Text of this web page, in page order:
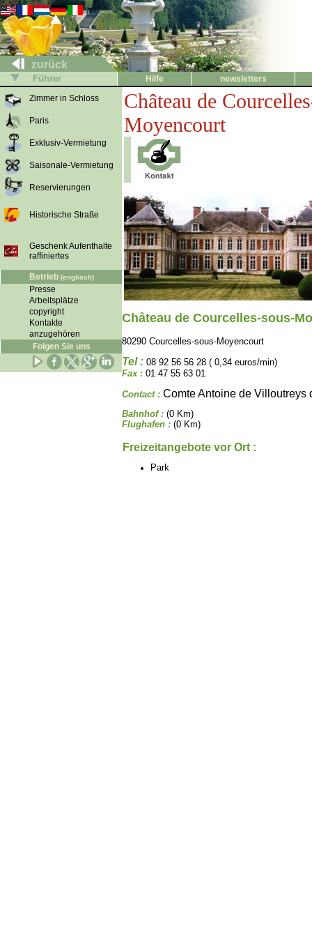
zurück
Führer Hilfe
newsletters
Zimmer in Schloss
Paris
Exklusiv-Vermietung
Saisonale-Vermietung
Reservierungen
Historische Straße
Geschenk Aufenthalte
raffiniertes
Betrieb (englisch)
Presse
Arbeitsplätze
copyright
Kontakte
anzugehören
Folgen Sie uns
Château de
Moyencourt
Château de Courcelles-sous-
80290 Courcelles-sous-Moyencourt
Tel : 08 92 56 56 28 ( 0,34 euros/min)
Fax : 01 47 55 63 01
Contact : Comte Antoine de Villoutreys
Bahnhof : (0 Km)
Flughafen : (0 Km)
Freizeitangebote vor Ort :
Park